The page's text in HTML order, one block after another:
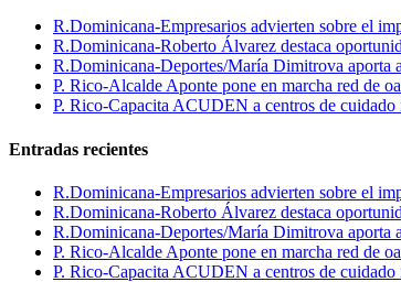
R.Dominicana-Empresarios advierten sobre el
R.Dominicana-Roberto Álvarez destaca
R.Dominicana-Deportes/María Dimitrova aporta
P. Rico-Alcalde Aponte pone en marcha red de
P. Rico-Capacita ACUDEN a centros de
Entradas recientes
R.Dominicana-Empresarios advierten sobre el
R.Dominicana-Roberto Álvarez destaca
R.Dominicana-Deportes/María Dimitrova aporta
P. Rico-Alcalde Aponte pone en marcha red de
P. Rico-Capacita ACUDEN a centros de